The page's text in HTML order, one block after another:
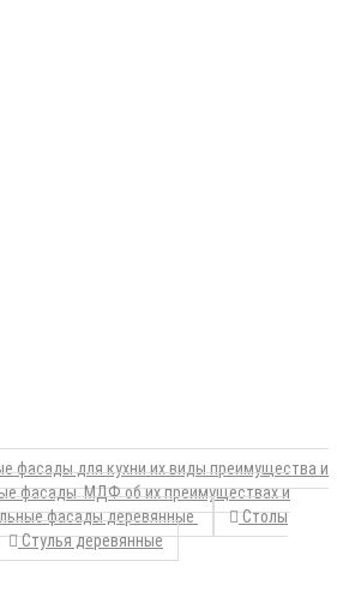
фасады для кухни их виды преимущества и
фасады МДФ об их преимуществах и
фасады деревянные
Столы
Стулья деревянные